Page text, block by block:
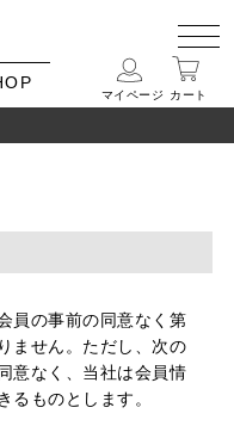
マイページ カート
員の事前の同意なく第
ません。ただし、次の
意なく、当社は会員情
るものとします。